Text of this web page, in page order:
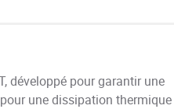
développé pour garantir une
une dissipation thermique